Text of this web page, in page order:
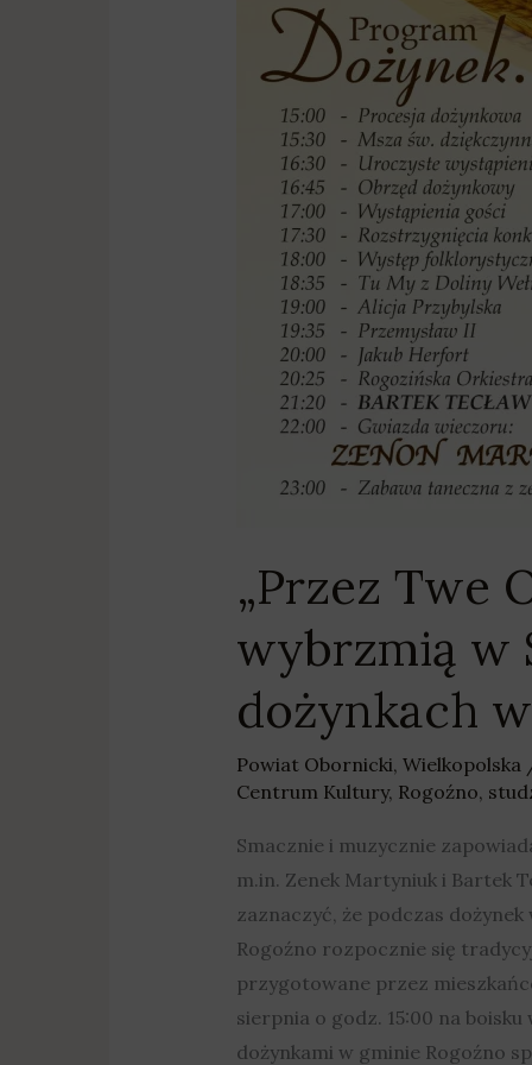
„Przez Twe
wybrzmią w
dożynkach
Powiat Obornicki, Wielkopolska
Centrum Kultury, Rogoźno,
Smacznie i muzycznie
m.in. Zenek Martyniuk i Bartek
zaznaczyć, że podczas
Rogoźno rozpocznie się
przygotowane przez
sierpnia o godz. 15:00 na
dożynkami w gminie Rogoźno